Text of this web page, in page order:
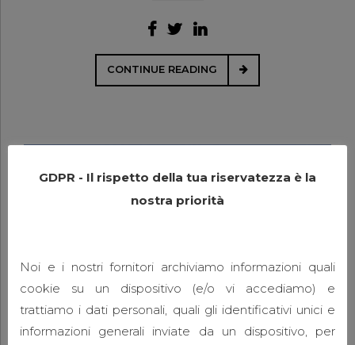
CONTINUE READING
GDPR - Il rispetto della tua riservatezza è la
nostra priorità
Noi e i nostri fornitori archiviamo informazioni quali
cookie su un dispositivo (e/o vi accediamo) e
trattiamo i dati personali, quali gli identificativi unici e
informazioni generali inviate da un dispositivo, per